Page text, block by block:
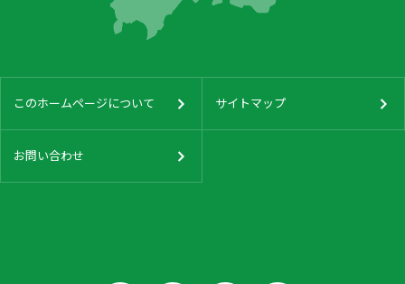
このホームページについて サイトマップ
お問い合わせ